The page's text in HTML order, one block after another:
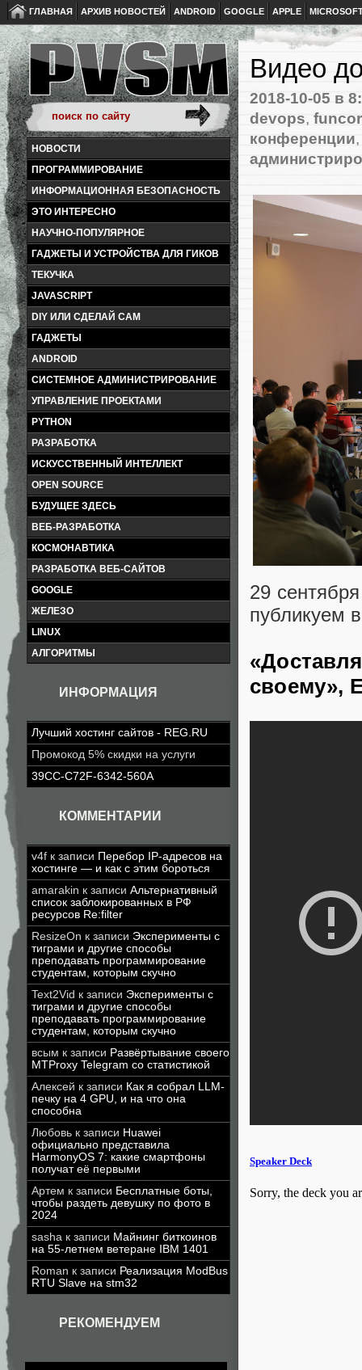
ГЛАВНАЯ АРХИВ НОВОСТЕЙ ANDROID GOOGLE APPLE
НОВОСТИ
ПРОГРАММИРОВАНИЕ
ИНФОРМАЦИОННАЯ БЕЗОПАСНОСТЬ
ЭТО ИНТЕРЕСНО
НАУЧНО-ПОПУЛЯРНОЕ
ГАДЖЕТЫ И УСТРОЙСТВА ДЛЯ ГИКОВ
ТЕКУЧКА
JAVASCRIPT
DIY ИЛИ СДЕЛАЙ САМ
ГАДЖЕТЫ
ANDROID
СИСТЕМНОЕ АДМИНИСТРИРОВАНИЕ
УПРАВЛЕНИЕ ПРОЕКТАМИ
PYTHON
РАЗРАБОТКА
ИСКУССТВЕННЫЙ ИНТЕЛЛЕКТ
OPEN SOURCE
БУДУЩЕЕ ЗДЕСЬ
ВЕБ-РАЗРАБОТКА
КОСМОНАВТИКА
РАЗРАБОТКА ВЕБ-САЙТОВ
GOOGLE
ЖЕЛЕЗО
LINUX
АЛГОРИТМЫ
ИНФОРМАЦИЯ
Лучший хостинг сайтов - REG.RU
Промокод 5% скидки на услуги
39CC-C72F-6342-560A
КОММЕНТАРИИ
v4f к записи Перебор IP-адресов на
хостинге — и как с этим бороться
amarakin к записи Альтернативный
список заблокированных в РФ
ресурсов Re:filter
ResizeOn к записи Эксперименты с
тиграми и другие способы
преподавать программирование
студентам, которым скучно
Text2Vid к записи Эксперименты с
тиграми и другие способы
преподавать программирование
студентам, которым скучно
всым к записи Развёртывание своего
MTProxy Telegram со статистикой
Алексей к записи Как я собрал LLM-
печку на 4 GPU, и на что она
способна
Любовь к записи Huawei
официально представила
HarmonyOS 7: какие смартфоны
получат её первыми
Артем к записи Бесплатные боты,
чтобы раздеть девушку по фото в
2024
sasha к записи Майнинг биткоинов
на 55-летнем ветеране IBM 1401
Roman к записи Реализация ModBus
RTU Slave на stm32
РЕКОМЕНДУЕМ
Видео
2018-10-05 в
devops,
конференции
29
публикуем
своему»,